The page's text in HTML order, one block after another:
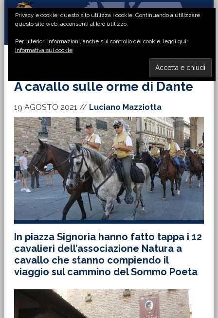
Passa
primaria
Passa
principale
Passa
laterale
Passa
di
A cavallo sulle orme di Dante
19 AGOSTO 2021 // Luciano Mazziotta
In piazza Signoria hanno fatto tappa i 12
cavalieri dell’associazione Natura a
cavallo che stanno compiendo il
viaggio sul cammino del Sommo Poeta
Privacy e cookie: questo sito utilizza i cookie. Continuando a utilizzare
questo sito web, acconsenti al loro utilizzo.
Per ulteriori informazioni, anche sul controllo dei cookie, leggi qui:
Informativa sui cookie